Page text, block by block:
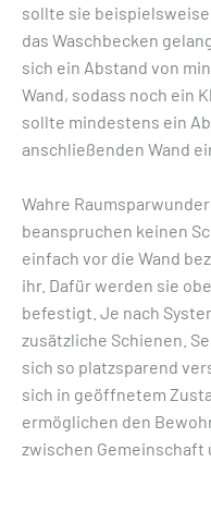
sollte sie
das Waschbecken
sich ein Abstand von
Wand, sodass noch ein
sollte mindestens ein
anschließenden Wand
Wahre
beanspruchen keinen
einfach vor die Wand
ihr. Dafür werden sie
befestigt. Je nach
zusätzliche Schienen.
sich so platzsparend
sich in geöffnetem
ermög­lichen den
zwischen ­Gemeinschaft